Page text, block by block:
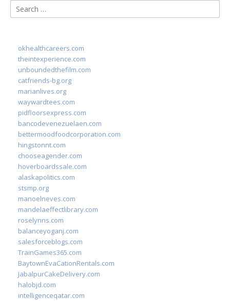
Search
for:
okhealthcareers.com
theintexperience.com
unboundedthefilm.com
catfriends-bg.org
marianlives.org
waywardtees.com
pidfloorsexpress.com
bancodevenezuelaen.com
bettermoodfoodcorporation.com
hingstonnt.com
chooseagender.com
hoverboardssale.com
alaskapolitics.com
stsmp.org
manoelneves.com
mandelaeffectlibrary.com
roselynns.com
balanceyoganj.com
salesforceblogs.com
TrainGames365.com
BaytownEvaCationRentals.com
JabalpurCakeDelivery.com
halobjd.com
intelligenceqatar.com